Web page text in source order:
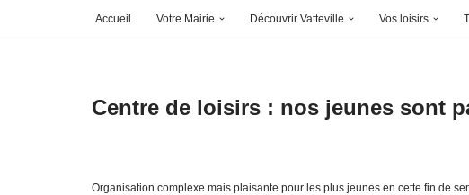
Accueil Votre Mairie Découvrir Vatteville Vos loisirs
Centre de loisirs : nos jeunes sont
Organisation complexe mais plaisante pour les plus jeunes en cette fin de